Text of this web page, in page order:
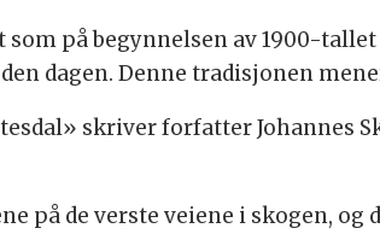
som på begynnelsen av 1900-
dagen. Denne tradisjonen
skriver forfatter Johannes
på de verste veiene i skogen,